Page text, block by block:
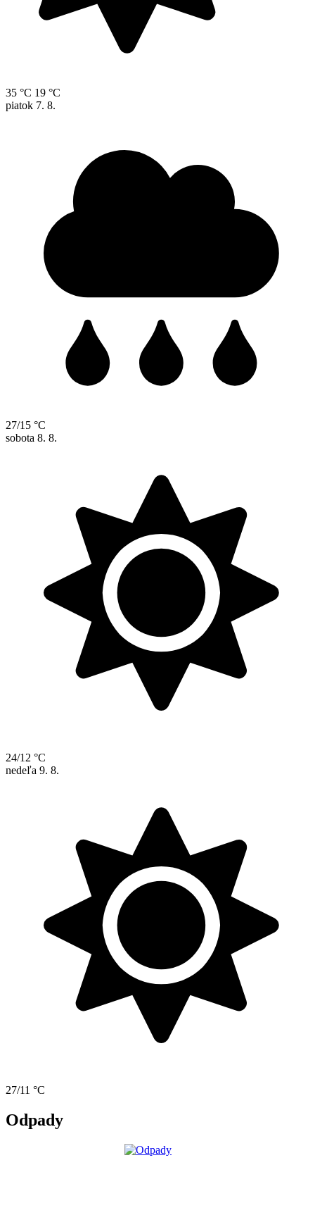
35 °C 19 °C
piatok 7. 8.
27/15 °C
sobota 8. 8.
24/12 °C
nedeľa 9. 8.
27/11 °C
Odpady